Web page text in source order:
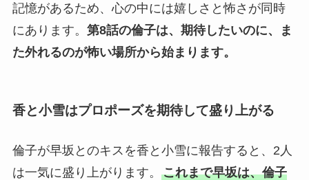
記憶があるため、心の中には嬉しさと怖さが同時
にあります。 第8話の倫子は、期待したいのに、ま
た外れるのが怖い場所から始まります。
香と小雪はプロポーズを期待して盛り上がる
倫子が早坂とのキスを香と小雪に報告すると、2人
は一気に盛り上がります。 これまで早坂は、倫子